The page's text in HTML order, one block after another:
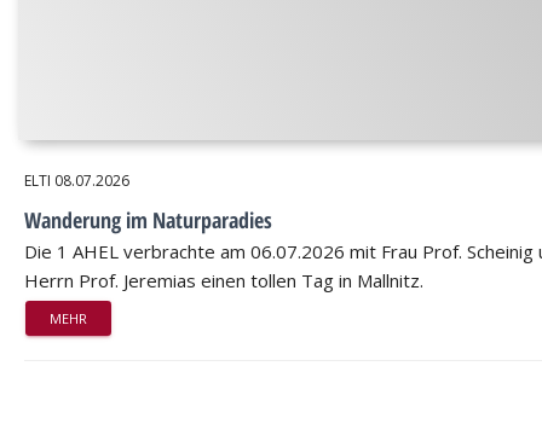
ELTI 08.07.2026
Wanderung im Naturparadies
Die 1 AHEL verbrachte am 06.07.2026 mit Frau Prof. Scheinig
Herrn Prof. Jeremias einen tollen Tag in Mallnitz.
MEHR